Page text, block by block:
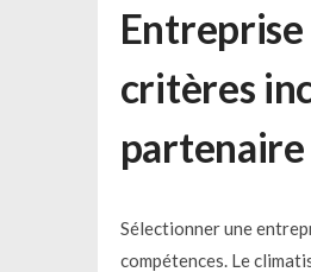
critères
partenaire
Sélectionner une
compétences. Le